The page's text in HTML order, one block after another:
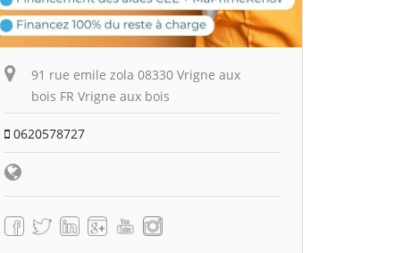
91 rue emile zola 08330 Vrigne aux
bois FR Vrigne aux bois
0620578727